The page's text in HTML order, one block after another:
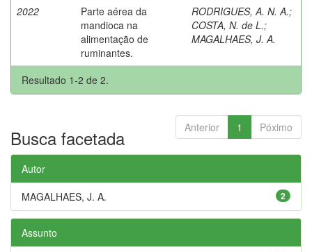
2022
Parte aérea da
mandioca na
alimentação de
ruminantes.
RODRIGUES, A. N. A.;
COSTA, N. de L.;
MAGALHAES, J. A.
Resultado 1-2 de 2.
Anterior 1 Póximo
Busca facetada
Autor
2
MAGALHAES, J. A.
Assunto